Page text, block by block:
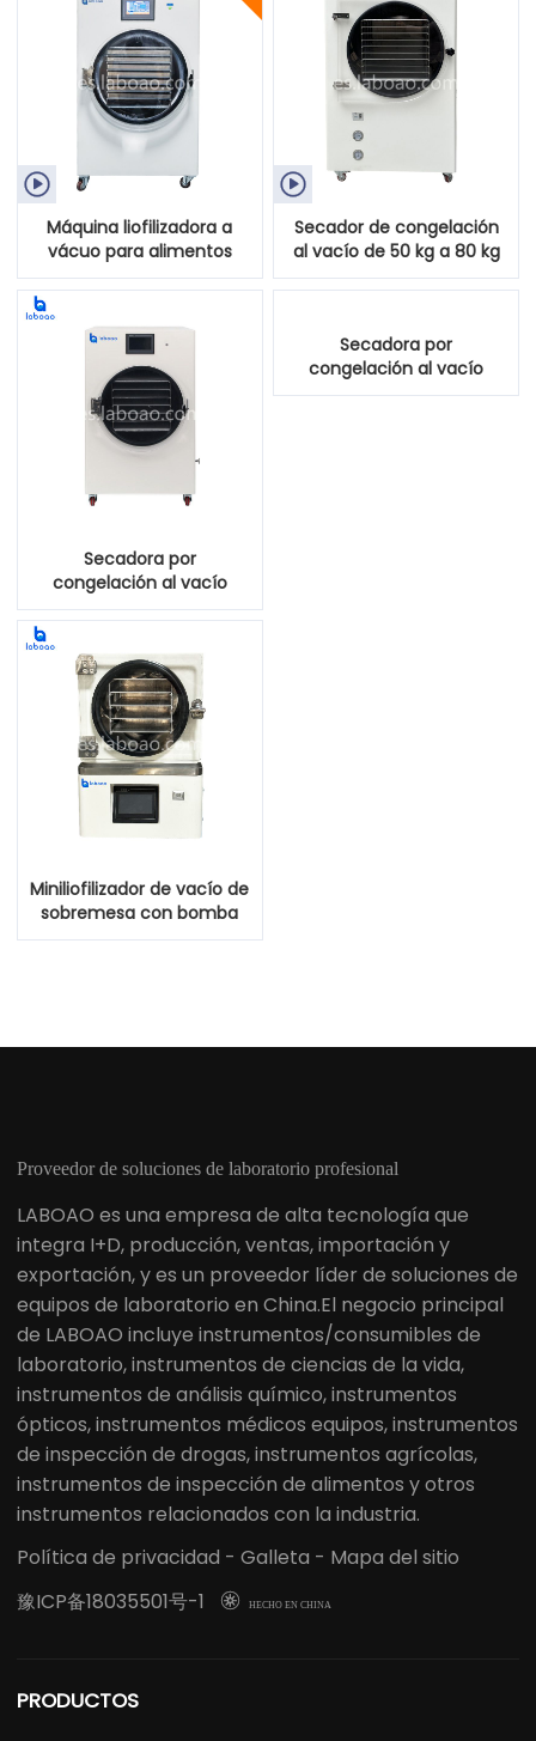

Máquina liofilizadora a
vácuo para alimentos
30kg-40kg

Secador de congelación
al vacío de 50 kg a 80 kg
para frutas, verduras,
Secadora por
congelación al vacío
doméstica grande de 20
Secadora por
congelación al vacío
doméstica grande de 25
Miniliofilizador de vacío de
sobremesa con bomba
de vacío integrada
Proveedor de soluciones de laboratorio profesional
LABOAO es una empresa de alta tecnología que
integra I+D, producción, ventas, importación y
exportación, y es un proveedor líder de soluciones de
equipos de laboratorio en China.El negocio principal
de LABOAO incluye instrumentos/consumibles de
laboratorio, instrumentos de ciencias de la vida,
instrumentos de análisis químico, instrumentos
ópticos, instrumentos médicos equipos, instrumentos
de inspección de drogas, instrumentos agrícolas,
instrumentos de inspección de alimentos y otros
instrumentos relacionados con la industria.
Política de privacidad - Galleta - Mapa del sitio
豫ICP备18035501号-1
 HECHO EN CHINA
PRODUCTOS